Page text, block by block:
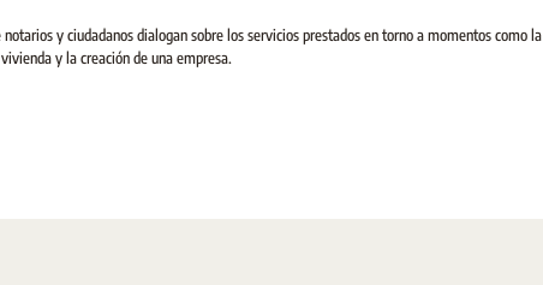
y ciudadanos dialogan sobre los servicios prestados en torno a momentos como la
y la creación de una empresa.